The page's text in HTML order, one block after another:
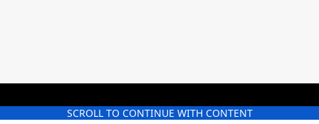
SCROLL TO CONTINUE WITH CONTENT